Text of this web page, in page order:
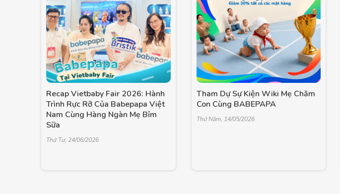
Recap Vietbaby Fair 2026: Hành
Trình Rực Rỡ Của Babepapa Việt
Nam Cùng Hàng Ngàn Mẹ Bỉm
Sữa
Thứ Tư, 24/06/2026
Tham Dự Sự Kiện Wiki Mẹ Chăm
Con Cùng BABEPAPA
Thứ Năm, 14/05/2026